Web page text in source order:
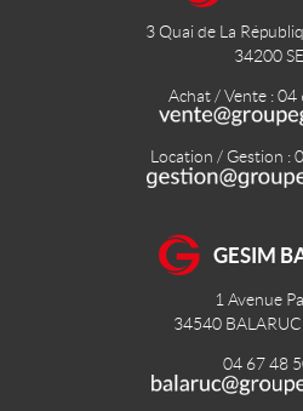
3 Quai de La
34200
Achat / Vente : 04
Location / Gestion :
GESIM
1 Avenue
34540
04 67 48